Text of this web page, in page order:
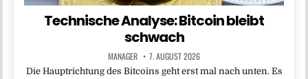
Technische Analyse: Bitcoin bleibt
schwach
MANAGER 7. AUGUST 2026
Die Haupt­richtung des Bitcoins geht erst mal nach unten. Es